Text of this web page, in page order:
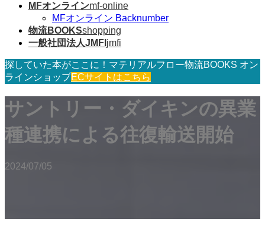
MFオンラインmf-online
MFオンライン Backnumber
物流BOOKSshopping
一般社団法人JMFI jmfi
探していた本がここに！マテリアルフロー物流BOOKS オン
ラインショップECサイトはこちら
サントリー・ダイキンの異業
種連携による往復輸送開始
2024/07/05